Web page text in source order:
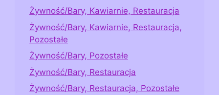
Żywność/Bary, Kawiarnie, Restauracja
Żywność/Bary, Kawiarnie, Restauracja,
Pozostałe
Żywność/Bary, Pozostałe
Żywność/Bary, Restauracja
Żywność/Bary, Restauracja, Pozostałe